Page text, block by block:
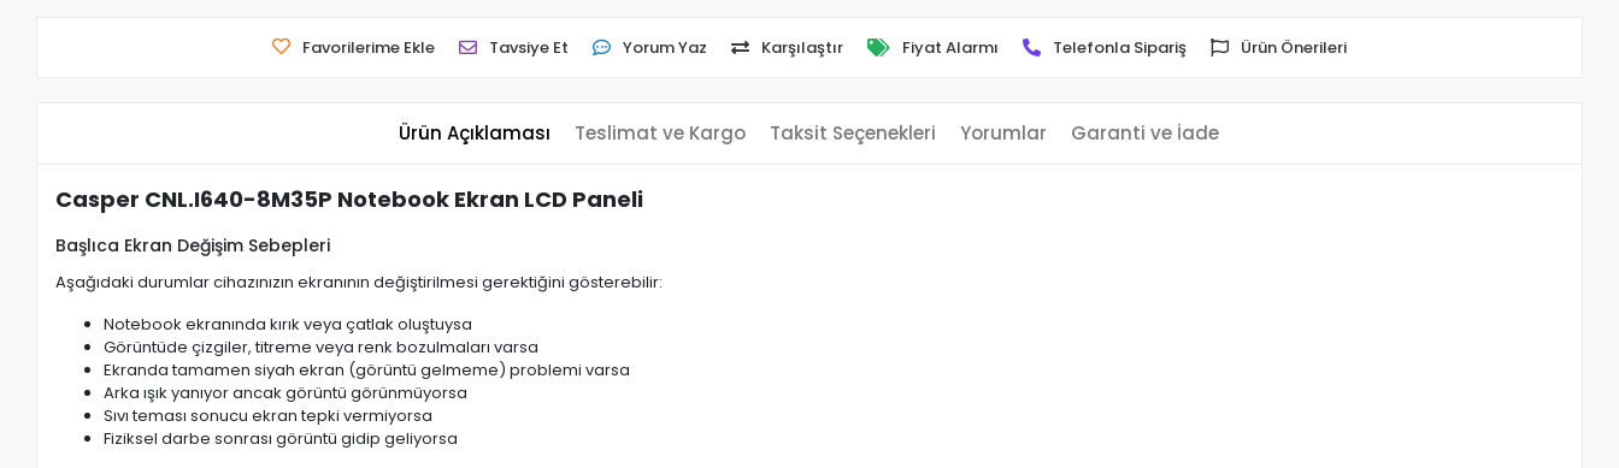
Favorilerime Ekle Tavsiye Et Yorum Yaz Karşılaştır Fiyat Alarmı Telefonla Sipariş Ürün Önerileri
Ürün Açıklaması Teslimat ve Kargo Taksit Seçenekleri Yorumlar Garanti ve İade
Casper CNL.I640-8M35P Notebook Ekran LCD Paneli
Başlıca Ekran Değişim Sebepleri
Aşağıdaki durumlar cihazınızın ekranının değiştirilmesi gerektiğini gösterebilir:
Notebook ekranında kırık veya çatlak oluştuysa
Görüntüde çizgiler, titreme veya renk bozulmaları varsa
Ekranda tamamen siyah ekran (görüntü gelmeme) problemi varsa
Arka ışık yanıyor ancak görüntü görünmüyorsa
Sıvı teması sonucu ekran tepki vermiyorsa
Fiziksel darbe sonrası görüntü gidip geliyorsa